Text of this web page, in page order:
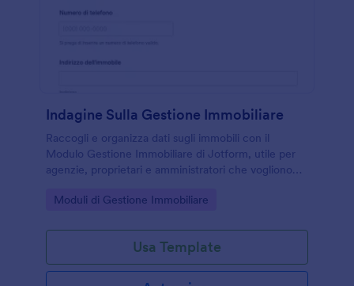
Indagine Sulla Gestione Immobiliare
Raccogli e organizza dati sugli immobili con il
Modulo Gestione Immobiliare di Jotform, utile per
agenzie, proprietari e amministratori che vogliono
del modulo online.
Go to Category:
Moduli di Gestione Immobiliare
Usa Template